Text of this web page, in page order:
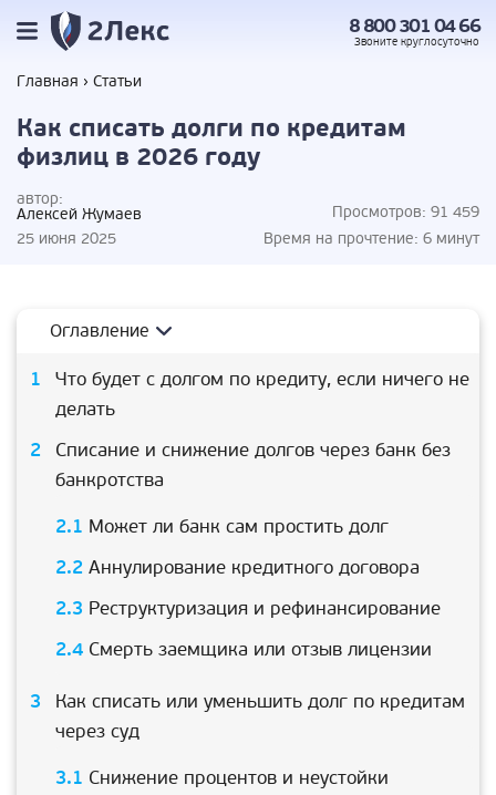
8 800 301 04 66
Звоните круглосуточно
Главная Статьи
Как списать долги по кредитам
физлиц в 2026 году
автор:
Алексей Жумаев
25 июня 2025
Просмотров: 91 459
Время на прочтение: 6 минут
Оглавление
Что будет с долгом по кредиту, если ничего не
делать
Списание и снижение долгов через банк без
банкротства
Может ли банк сам простить долг
Аннулирование кредитного договора
Реструктуризация и рефинансирование
Смерть заемщика или отзыв лицензии
Как списать или уменьшить долг по кредитам
через суд
Снижение процентов и неустойки